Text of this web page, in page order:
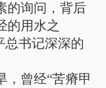
的询问，背后
的用水之
总书记深深的
，曾经“苦瘠甲